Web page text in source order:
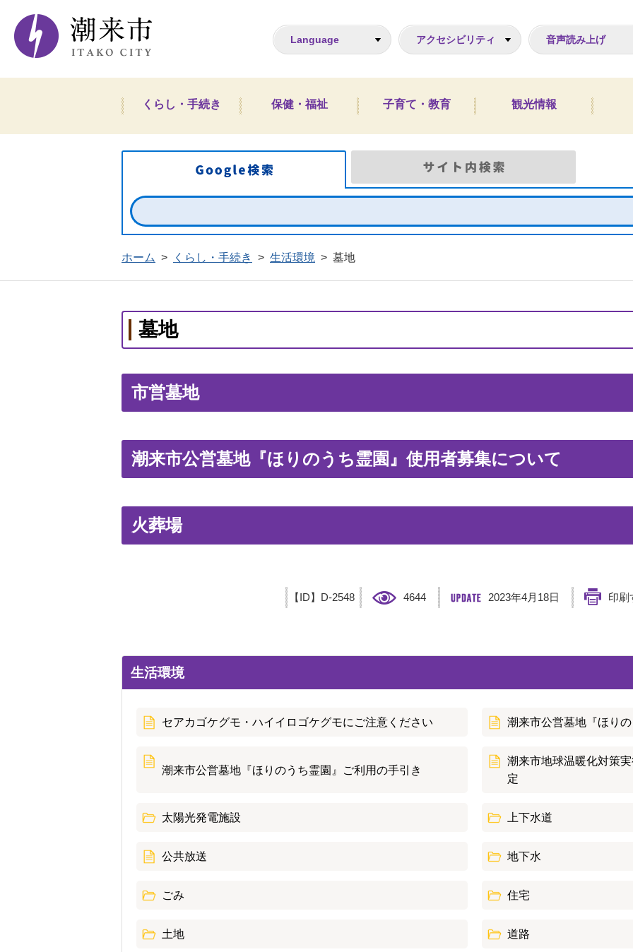
潮来市ホームページ
Language アクセシビリティ 音声読み上げ
くらし・手続き 保健・福祉 子育て・教育 観光情報
Google検索
ホーム > くらし・手続き > 生活環境 > 墓地
墓地
市営墓地
潮来市公営墓地『ほりのうち霊園』使用者募集について
火葬場
【ID】 D-2548 4644 2023年4月18日 印刷
生活環境
セアカゴケグモ・ハイイロゴケグモにご注意ください 潮来市公営墓地『ほり
潮来市公営墓地『ほりのうち霊園』ご利用の手引き
潮来市地球温暖化対策
定
太陽光発電施設 上下水道
公共放送 地下水
ごみ 住宅
土地 道路